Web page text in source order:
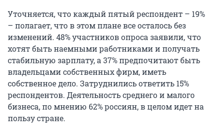
Уточняется, что каждый пятый респондент – 19%
– полагает, что в этом плане все осталось без
изменений. 48% участников опроса заявили, что
хотят быть наемными работниками и получать
стабильную зарплату, а 37% предпочитают быть
владельцами собственных фирм, иметь
собственное дело. Затруднились ответить 15%
респондентов. Деятельность среднего и малого
бизнеса, по мнению 62% россиян, в целом идет на
пользу стране.